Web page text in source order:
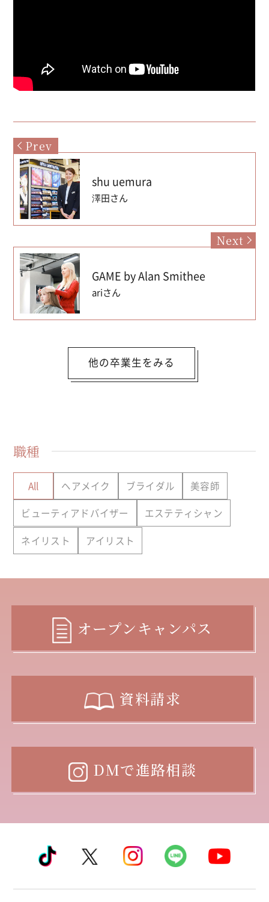
Prev
shu uemura
澤田さん
Next
GAME by Alan Smithee
ariさん
他の卒業生をみる
職種
All ヘアメイク ブライダル 美容師
ビューティアドバイザー エステティシャン
ネイリスト アイリスト
オープンキャンパス
資料請求
DMで進路相談